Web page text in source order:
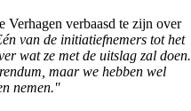
verbaasd te zijn over
van de initiatiefnemers tot het
wat ze met de uitslag zal doen.
maar we hebben wel
nemen.''